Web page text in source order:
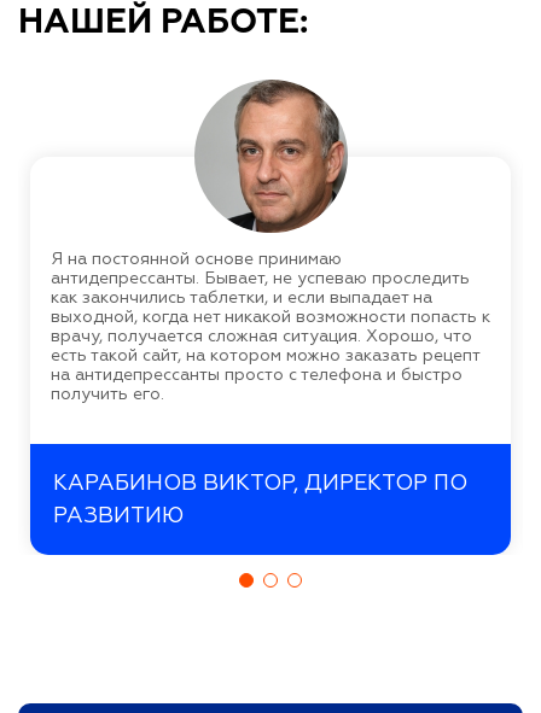
НАШЕЙ РАБОТЕ:
Я на постоянной основе принимаю
антидепрессанты. Бывает, не успеваю проследить
как закончились таблетки, и если выпадает на
выходной, когда нет никакой возможности попасть к
врачу, получается сложная ситуация. Хорошо, что
есть такой сайт, на котором можно заказать рецепт
на антидепрессанты просто с телефона и быстро
получить его.
КАРАБИНОВ ВИКТОР, ДИРЕКТОР ПО
РАЗВИТИЮ